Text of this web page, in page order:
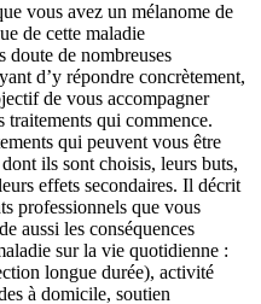
vous avez un mélanome de
de cette maladie
doute de nombreuses
d’y répondre concrètement,
de vous accompagner
traitements qui commence.
qui peuvent vous être
ils sont choisis, leurs buts,
effets secondaires. Il décrit
professionnels que vous
aussi les conséquences
sur la vie quotidienne :
longue durée), activité
à domicile, soutien